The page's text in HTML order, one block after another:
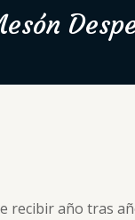
recibir año tras